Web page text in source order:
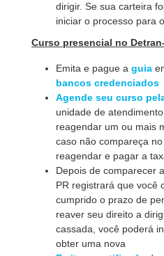
dirigir. Se sua carteira
iniciar o processo para
Curso presencial no
Emita e pague a guia
bancos credenciados
Agende seu curso
unidade de
reagendar um ou mais
caso não compareça
reagendar e pagar a
Depois de comparecer
PR registrará que você
cumprido o prazo de
reaver seu direito a
cassada, você poderá
obter uma nova